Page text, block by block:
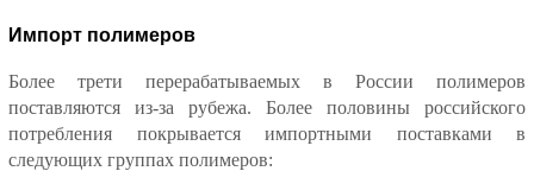
Импорт полимеров
Более трети перерабатываемых в России полимеров
поставляются из-за рубежа. Более половины российского
потребления покрывается импортными поставками в
следующих группах полимеров: